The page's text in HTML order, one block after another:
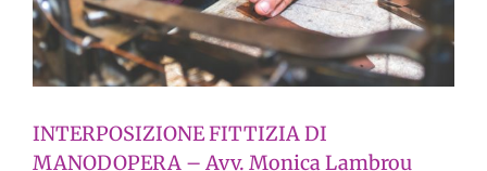
INTERPOSIZIONE FITTIZIA DI
MANODOPERA – Avv. Monica Lambrou